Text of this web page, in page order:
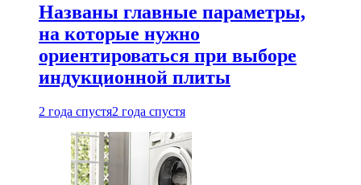
Названы главные параметры,
на которые нужно
ориентироваться при выборе
индукционной плиты
2 года спустя2 года спустя